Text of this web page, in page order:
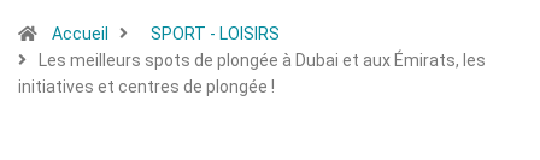
Accueil
SPORT - LOISIRS
Les meilleurs spots de plongée à Dubai et aux Émirats, les
initiatives et centres de plongée !